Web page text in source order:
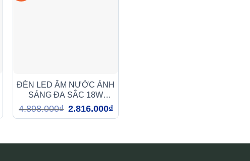
ĐÈN LED ÂM NƯỚC ÁNH
SÁNG ĐA SẮC 18W
(DMA1189)
4.898.000₫ Giá
gốc
là:
2.816.000₫Giá
tại